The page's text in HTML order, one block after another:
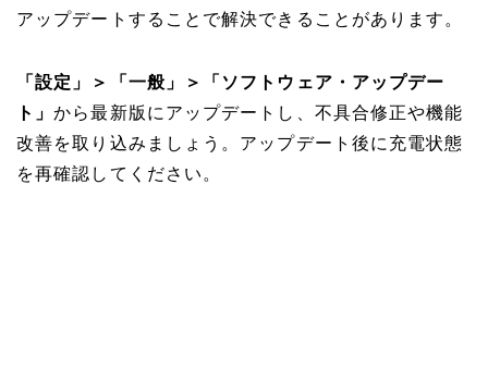
アップデートすることで解決できることがあります。
「設定」＞「一般」＞「ソフトウェア・アップデー
ト」から最新版にアップデートし、不具合修正や機能
改善を取り込みましょう。アップデート後に充電状態
を再確認してください。